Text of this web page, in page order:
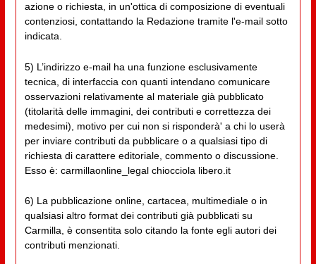
azione o richiesta, in un'ottica di composizione di eventuali
contenziosi, contattando la Redazione tramite l'e-mail sotto
indicata.
5) L’indirizzo e-mail ha una funzione esclusivamente
tecnica, di interfaccia con quanti intendano comunicare
osservazioni relativamente al materiale già pubblicato
(titolarità delle immagini, dei contributi e correttezza dei
medesimi), motivo per cui non si risponderà' a chi lo userà
per inviare contributi da pubblicare o a qualsiasi tipo di
richiesta di carattere editoriale, commento o discussione.
Esso è: carmillaonline_legal chiocciola libero.it
6) La pubblicazione online, cartacea, multimediale o in
qualsiasi altro format dei contributi già pubblicati su
Carmilla, è consentita solo citando la fonte egli autori dei
contributi menzionati.